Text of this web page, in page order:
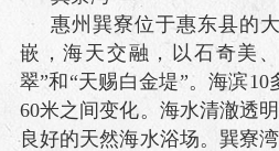
惠州巽寮位于惠东县的
嵌，海天交融，以石奇美
翠”和“天赐白金堤”。海滨
60米之间变化。海水清澈透
良好的天然海水浴场。巽寮